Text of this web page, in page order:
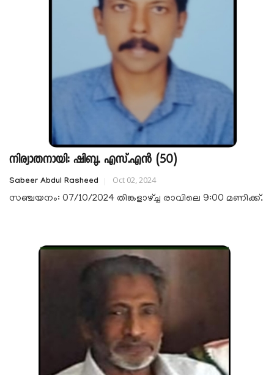
നിര്യാതനായി: ഷിബു. എസ്.എൻ (50)
Sabeer Abdul Rasheed
Oct 02, 2024
സഞ്ചയനം: 07/10/2024 തിങ്കളാഴ്ച്ച രാവിലെ 9:00 മണിക്ക്.